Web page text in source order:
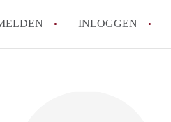
INLOGGEN